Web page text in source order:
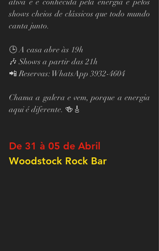
shows cheios de clássicos que todo mundo
canta junto.
🕒 A casa abre às 19h
🎶 Shows a partir das 21h
📲 Reservas: WhatsApp 3932-4604
Chama a galera e vem, porque a energia
aqui é diferente. 🍻🎸
De 31 à 05 de Abril
Woodstock Rock Bar